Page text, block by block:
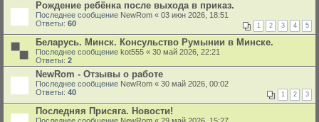
Рождение ребёнка после выхода в приказ.
Последнее сообщение NewRom « 03 июн 2026, 18:51
Ответы: 60 1 2 3 4 5
Беларусь. Минск. Консульство Румынии в Минске.
Последнее сообщение kot555 « 30 май 2026, 22:21
Ответы: 2
NewRom - Отзывы о работе
Последнее сообщение NewRom « 30 май 2026, 00:02
Ответы: 40 1 2 3
Последняя Присяга. Новости!